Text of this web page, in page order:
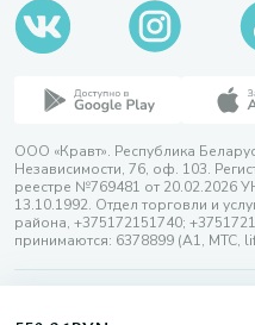
ООО «Кравт». Республика
Независимости, 76, оф. 103.
реестре №769481 от 20.02.2026
13.10.1992. Отдел торговли и
района, +375172151740;
принимаются: 6378899 (А1, МТС,